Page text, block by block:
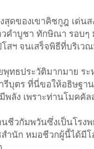
ดของเขาคิชกูฎ เด่น
คำบูชา ทักษิณา รอบๆ
สฯ จนเสร็จพิธีที่บริเว
ทธประวัติมากมาย ร
ารีบุตร ที่นี่ขอให้อธิษฐ
ลัง เพราะท่านโมคคั
นชีวกัมพวันซึ่งเป็นโร
ำนัก หมอชีวกผู้นี้ได้มีโ